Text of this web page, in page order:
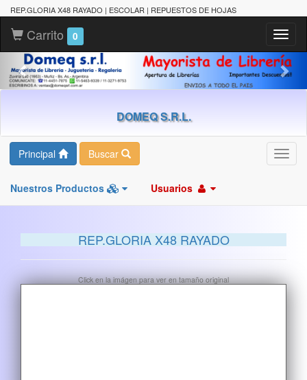
REP.GLORIA X48 RAYADO | ESCOLAR | REPUESTOS DE HOJAS
Carrito 0
DOMEQ S.R.L.
Principal Buscar
Nuestros Productos Usuarios
REP.GLORIA X48 RAYADO
Click en la imágen para ver en tamaño original